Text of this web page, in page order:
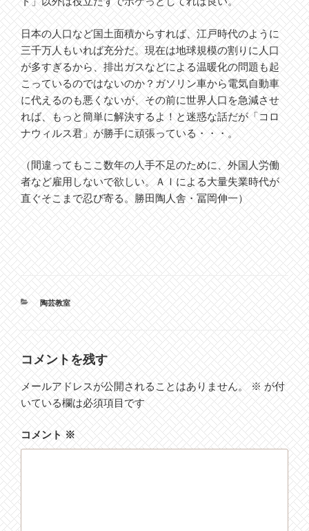
日本の人口など国土面積からすれば、江戸時代のように
三千万人もいれば充分だ。現在は地球規模の割りに人口
が多すぎるから、排出ガスなどによる温暖化の問題も起
こっているのではないのか？ガソリン車から電気自動車
に代えるのも悪くないが、その前に世界人口を急減させ
れば、もっと簡単に解決するよ！と迷惑な話だが「コロ
ナウィルス君」が勝手に頑張っている・・・。
（間違ってもここ数年の人手不足のために、外国人労働
者など雇用しないで欲しい。ＡＩによる大量失業時代が
直ぐそこまで忍び寄る。勝田陶人舎・冨岡伸一）
カ
テ
ゴ
リ
ー
陶芸教室
コメントを残す
メールアドレスが公開されることはありません。 ※が付
いている欄は必須項目です
コメント※